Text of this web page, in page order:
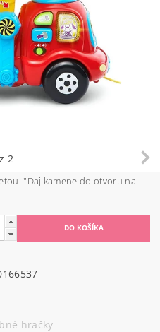
z 2
"Daj kamene do otvoru na
hračky